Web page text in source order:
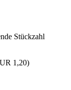
Stückzahl
1,20)